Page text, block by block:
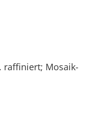
raffiniert; Mosaik-